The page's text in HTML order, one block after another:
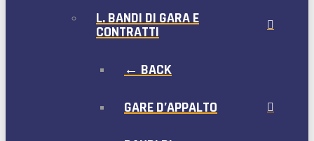
L. BANDI DI GARA E
CONTRATTI
← BACK
GARE D’APPALTO